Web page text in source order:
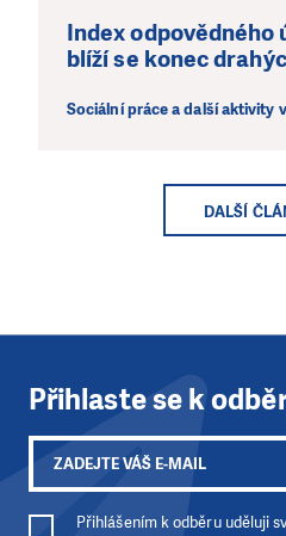
Index odpovědného
blíží se konec
Sociální práce a další aktivity
DALŠÍ
Přihlaste se k
Přihlášením k odběru uděluji